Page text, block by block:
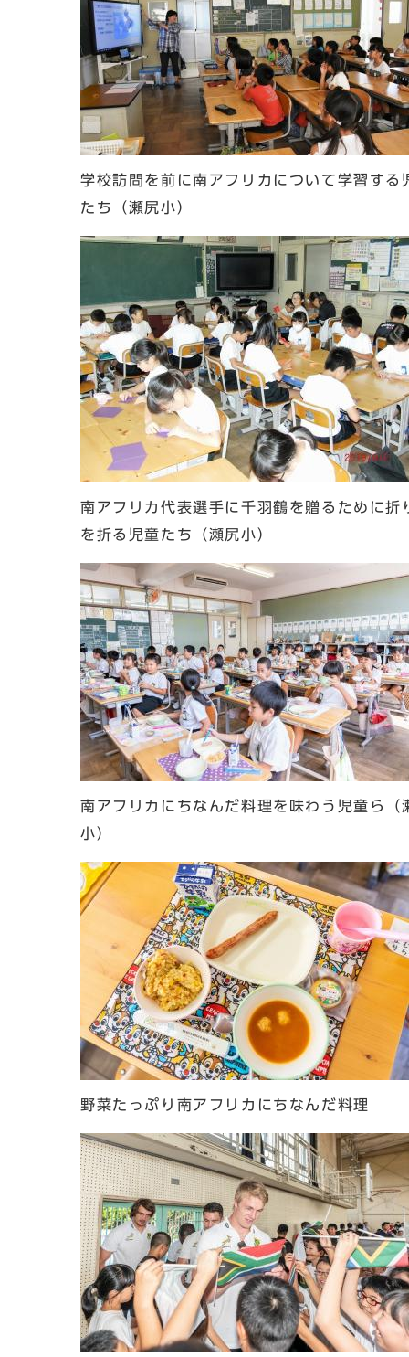
学校訪問を前に南アフリカについて学習する
たち（瀬尻小）
南アフリカ代表選手に千羽鶴を贈るために折
を折る児童たち（瀬尻小）
南アフリカにちなんだ料理を味わう児童ら（
小）
野菜たっぷり南アフリカにちなんだ料理